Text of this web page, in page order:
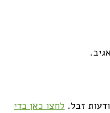
זבל. לחצו כאן כדי